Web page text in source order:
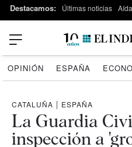
Destacamos: Últimas noticias
OPINIÓN ESPAÑA
CATALUÑA | ESPAÑA
La Guardia
inspección a